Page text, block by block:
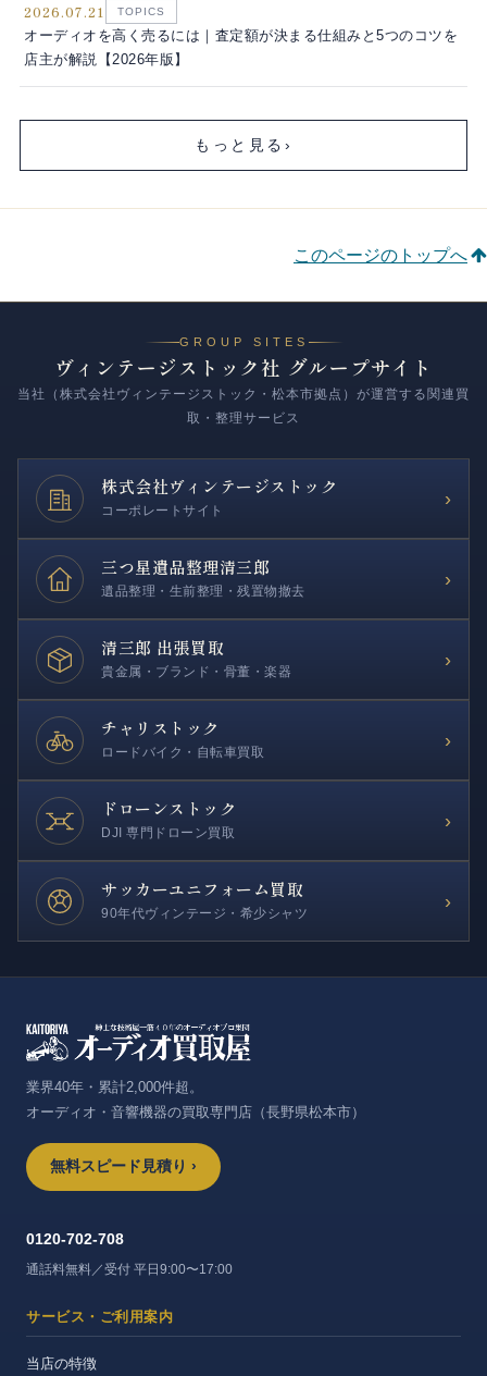
2026.07.21 TOPICS
オーディオを高く売るには｜査定額が決まる仕組みと5つのコツを
店主が解説【2026年版】
もっと見る ›
このページのトップへ
GROUP SITES
ヴィンテージストック社 グループサイト
当社（株式会社ヴィンテージストック・松本市拠点）が運営する関連買
取・整理サービス
株式会社ヴィンテージストック
コーポレートサイト
›
三つ星遺品整理清三郎
遺品整理・生前整理・残置物撤去
›
清三郎 出張買取
貴金属・ブランド・骨董・楽器
›
チャリストック
ロードバイク・自転車買取
›
ドローンストック
DJI 専門ドローン買取
›
サッカーユニフォーム買取
90年代ヴィンテージ・希少シャツ
›
業界40年・累計2,000件超。
オーディオ・音響機器の買取専門店（長野県松本市）
無料スピード見積り ›
0120-702-708
通話料無料／受付 平日9:00〜17:00
サービス・ご利用案内
当店の特徴